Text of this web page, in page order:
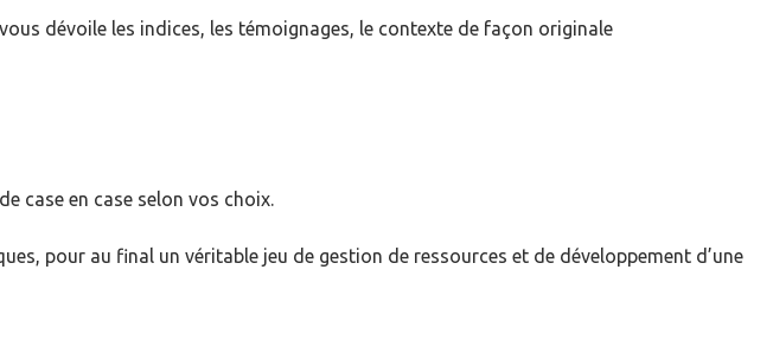
dévoile les indices, les témoignages, le contexte de façon originale
case en case selon vos choix.
pour au final un véritable jeu de gestion de ressources et de développement d’une